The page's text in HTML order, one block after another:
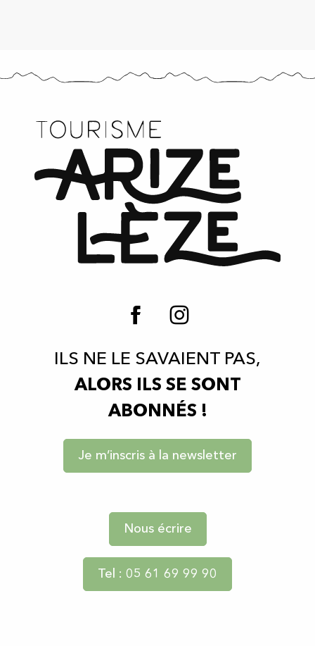
ILS NE LE SAVAIENT PAS,
ALORS ILS SE SONT
ABONNÉS !
Je m’inscris à la newsletter
Nous écrire
Tel : 05 61 69 99 90